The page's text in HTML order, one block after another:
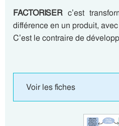
FACTORISER c’est
différence en un produit,
C’est le contraire de
Voir les fiches